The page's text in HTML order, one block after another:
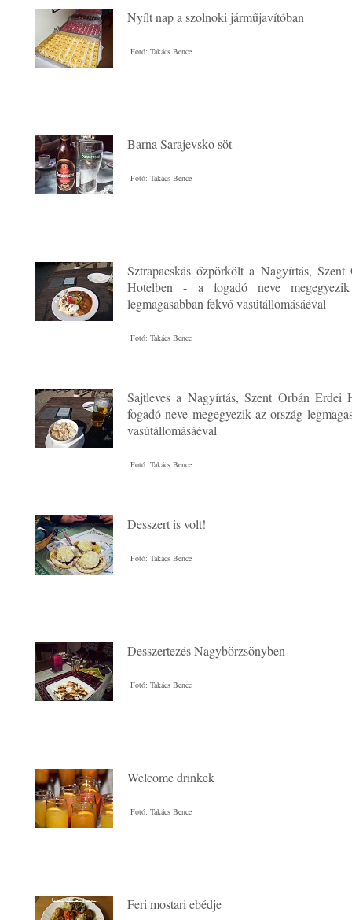
Nyílt nap a szolnoki járműjavítóban
Fotó: Takács Bence
Barna Sarajevsko söt
Fotó: Takács Bence
Sztrapacskás őzpörkölt a Nagyírtás, Szent
Hotelben - a fogadó neve
legmagasabban fekvő vasútállomásáéval
Fotó: Takács Bence
Sajtleves a Nagyírtás, Szent Orbán Erdei
fogadó neve megegyezik az ország
vasútállomásáéval
Fotó: Takács Bence
Desszert is volt!
Fotó: Takács Bence
Desszertezés Nagybörzsönyben
Fotó: Takács Bence
Welcome drinkek
Fotó: Takács Bence
Feri mostari ebédje